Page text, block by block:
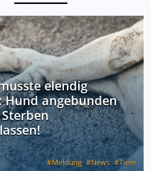
elendig
Hund angebunden
Meldung
News Tiere